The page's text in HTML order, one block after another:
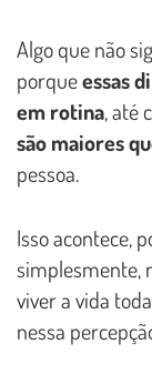
Algo que não
porqueessas
em rotina, até
são maiores
pessoa.
Isso acontece,
simplesmente,
viver a vida
nessa